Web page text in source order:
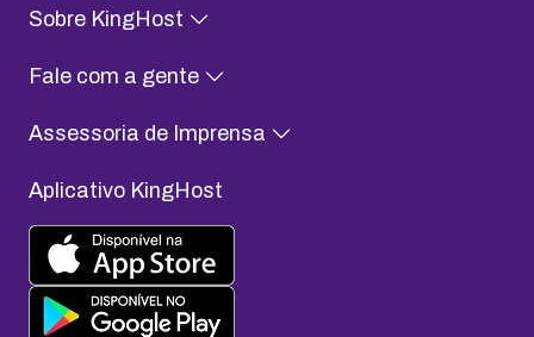
Sobre KingHost
Fale com a gente
Assessoria de Imprensa
Aplicativo KingHost